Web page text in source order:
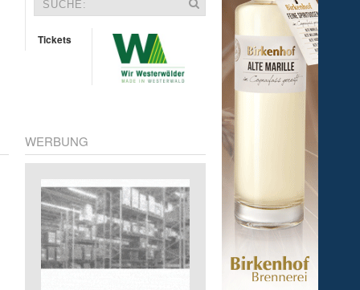
Tickets
WERBUNG